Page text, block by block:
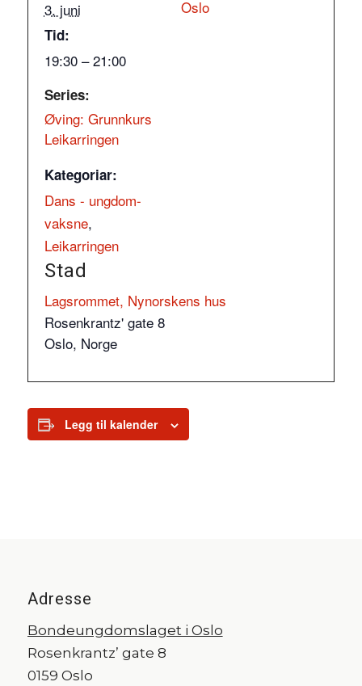
3. juni
Tid:
19:30 – 21:00
Series:
Øving: Grunnkurs
Leikarringen
Kategoriar:
Dans - ungdom-
vaksne,
Leikarringen
Stad
Lagsrommet, Nynorskens hus
Rosenkrantz' gate 8
Oslo, Norge
Oslo
Legg til kalender
Adresse
Bondeungdomslaget i Oslo
Rosenkrantz’ gate 8
0159 Oslo